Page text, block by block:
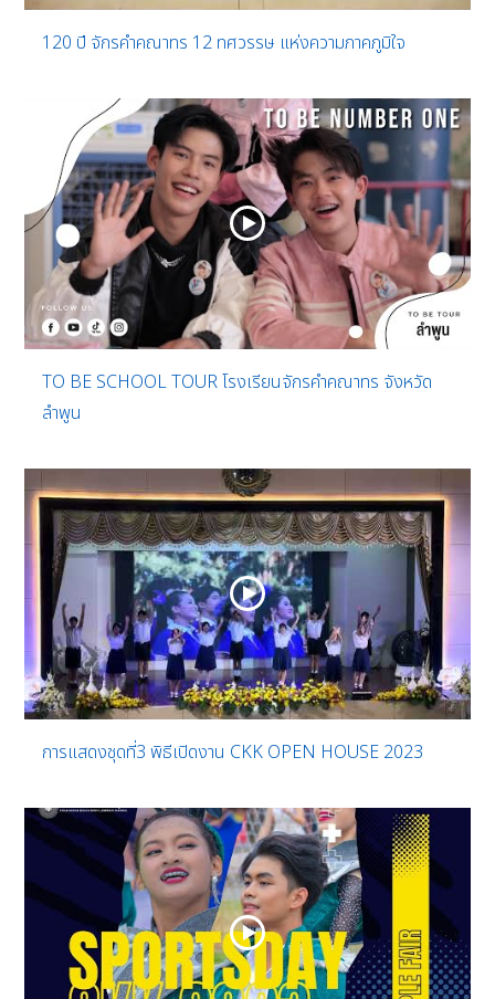
120 ปี จักรคำคณาทร 12 ทศวรรษ แห่งความภาคภูมิใจ
TO BE SCHOOL TOUR โรงเรียนจักรคำคณาทร จังหวัด
ลำพูน
การแสดงชุดที่3 พิธีเปิดงาน CKK OPEN HOUSE 2023